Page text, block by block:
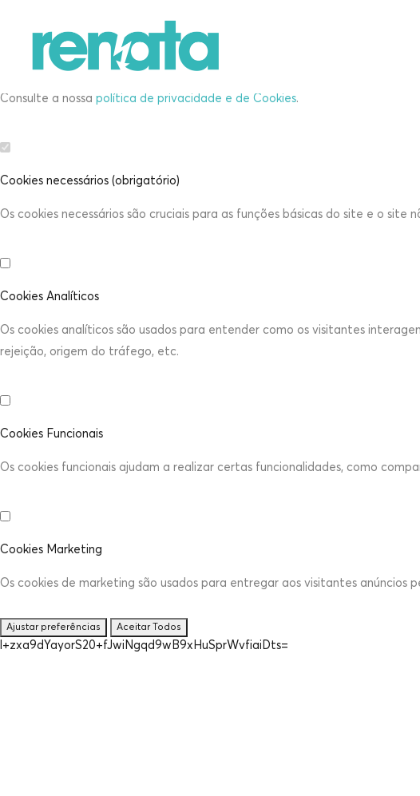
Este website utiliza cookies estritamente necessários, analíticos e
Consulte a nossa política de privacidade e de Cookies.
Cookies necessários (obrigatório)
Os cookies necessários são cruciais para as funções básicas do site e o
Cookies Analíticos
Os cookies analíticos são usados para entender como os visitantes
rejeição, origem do tráfego, etc.
Cookies Funcionais
Os cookies funcionais ajudam a realizar certas funcionalidades, como
Cookies Marketing
Os cookies de marketing são usados para entregar aos visitantes
Ajustar preferências Aceitar Todos
l+zxa9dYayorS20+fJwiNgqd9wB9xHuSprWvfiaiDts=